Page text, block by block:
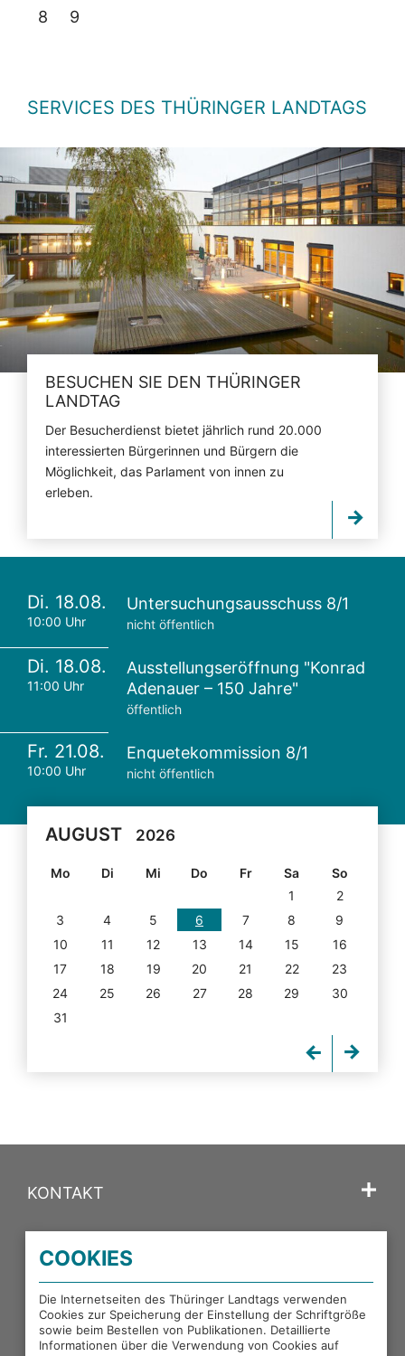
8 9
SERVICES DES THÜRINGER LANDTAGS
BESUCHEN SIE DEN THÜRINGER
LANDTAG
Der Besucherdienst bietet jährlich rund 20.000
interessierten Bürgerinnen und Bürgern die
Möglichkeit, das Parlament von innen zu
erleben.
Di. 18.08.
10:00 Uhr
Untersuchungsausschuss 8/1
nicht öffentlich
Di. 18.08.
11:00 Uhr
Ausstellungseröffnung "Konrad
Adenauer – 150 Jahre"
öffentlich
Fr. 21.08.
10:00 Uhr
Enquetekommission 8/1
nicht öffentlich
AUGUST 2026
Mo Di Mi Do Fr Sa
So
1
2
3
4 5 6 7 8
9
10
11 12 13 14 15
16
17
18 19 20 21 22
23
24
25 26 27 28 29
30
31
KONTAKT
PORTALE DES THÜRINGER LANDTAGS
EXTERNE LINKS
COOKIES
Die Internetseiten des Thüringer Landtags verwenden
Cookies zur Speicherung der Einstellung der Schriftgröße
sowie beim Bestellen von Publikationen. Detaillierte
Informationen über die Verwendung von Cookies auf